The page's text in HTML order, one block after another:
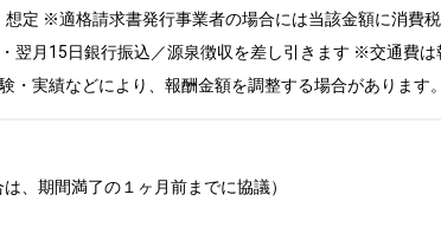
想定 ※適格請求書発行事業者の場合には当該金額に消
翌月15日銀行振込／源泉徴収を差し引きます ※交通費
・実績などにより、報酬金額を調整する場合があります
、期間満了の１ヶ月前までに協議）